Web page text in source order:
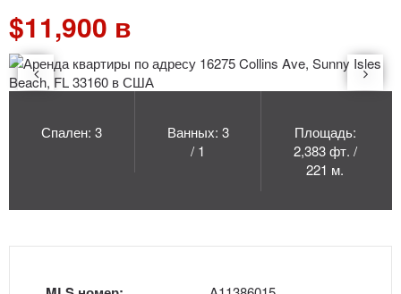
$11,900 в
Спален: 3
Ванных: 3
/ 1
Площадь:
2,383 фт. /
221 м.